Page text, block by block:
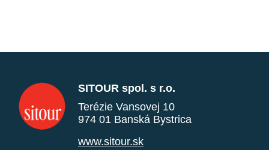
SITOUR spol. s r.o.
Terézie Vansovej 10
974 01 Banská Bystrica
www.sitour.sk